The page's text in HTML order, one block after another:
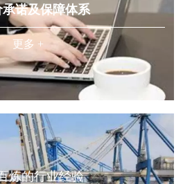
诺及保障体系
更多 +
炼的行业经验